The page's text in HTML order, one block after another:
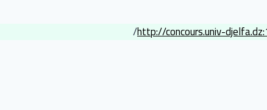
http://concours.univ-
/